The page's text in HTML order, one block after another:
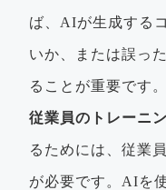
ば、AIが生成する
いか、または誤っ
ることが重要です。
従業員のトレーニ
るためには、従業
が必要です。AIを